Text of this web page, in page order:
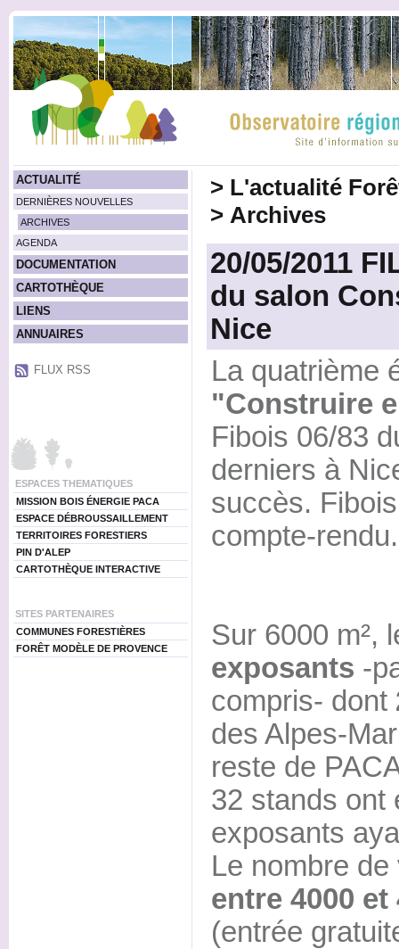
ACTUALITÉ
DERNIÈRES NOUVELLES
ARCHIVES
AGENDA
DOCUMENTATION
CARTOTHÈQUE
LIENS
ANNUAIRES
FLUX RSS
ESPACES THEMATIQUES
MISSION BOIS ÉNERGIE PACA
ESPACE DÉBROUSSAILLEMENT
TERRITOIRES FORESTIERS
PIN D'ALEP
CARTOTHÈQUE INTERACTIVE
SITES PARTENAIRES
COMMUNES FORESTIÈRES
FORÊT MODÈLE DE PROVENCE
> L'actualité
> Archives
20/05/2011
du salon
Nice
La quatrième
"Construire
Fibois 06/83
derniers à
succès.
compte-rendu.
Sur 6000 m²,
exposants -
compris- dont
des Alpes-
reste de
32 stands ont
exposants
Le nombre
entre 4000
(entrée